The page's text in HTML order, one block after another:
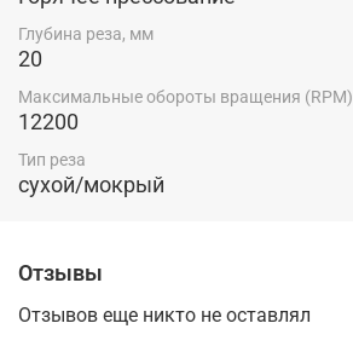
Глубина реза, мм
20
Максимальные обороты вращения (RPM)
12200
Тип реза
сухой/мокрый
Отзывы
Отзывов еще никто не оставлял